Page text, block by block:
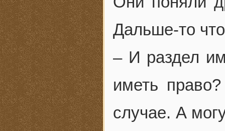
Дальше-то
– И раздел
иметь
случае. А